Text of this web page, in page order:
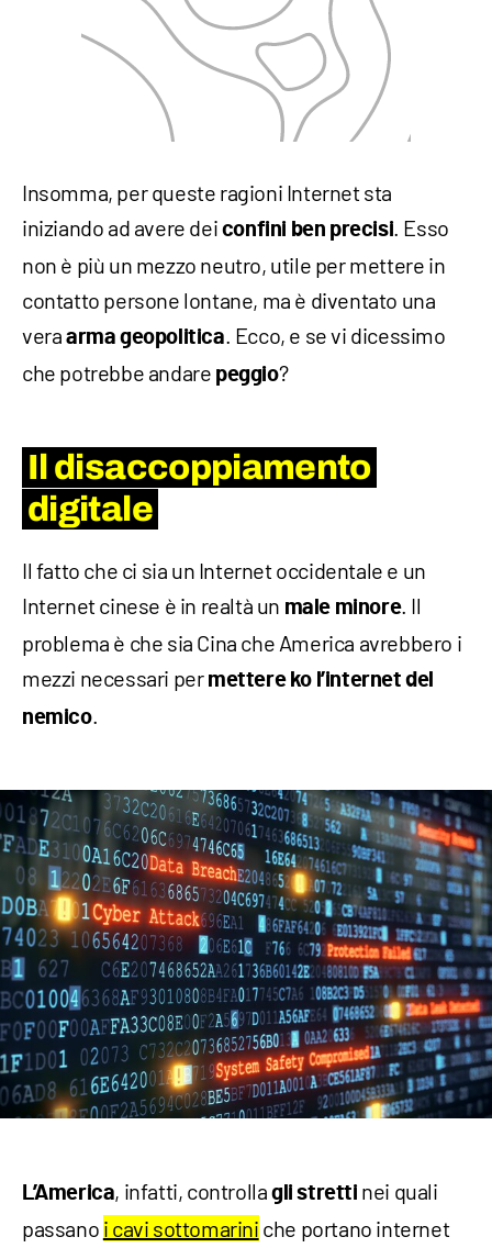
Insomma, per queste ragioni Internet sta
iniziando ad avere dei confini ben precisi. Esso
non è più un mezzo neutro, utile per mettere in
contatto persone lontane, ma è diventato una
vera arma geopolitica. Ecco, e se vi dicessimo
che potrebbe andare peggio?
Il disaccoppiamento
digitale
Il fatto che ci sia un Internet occidentale e un
Internet cinese è in realtà un male minore. Il
problema è che sia Cina che America avrebbero i
mezzi necessari per mettere ko l’internet del
nemico.
L’America, infatti, controllagli stretti nei quali
passano i cavi sottomarini che portano internet